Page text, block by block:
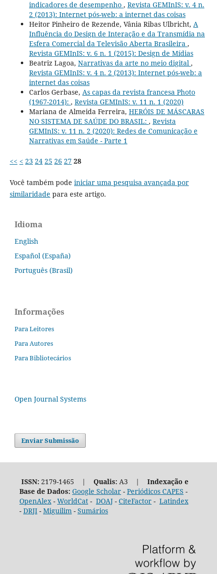
indicadores de desempenho , Revista GEMInIS: v. 4 n.
2 (2013): Internet pós-web: a internet das coisas
Heitor Pinheiro de Rezende, Vânia Ribas Ulbricht, A
Influência do Design de Interação e da Transmídia na
Esfera Comercial da Televisão Aberta Brasileira ,
Revista GEMInIS: v. 6 n. 1 (2015): Design de Mídias
Beatriz Lagoa, Narrativas da arte no meio digital ,
Revista GEMInIS: v. 4 n. 2 (2013): Internet pós-web: a
internet das coisas
Carlos Gerbase, As capas da revista francesa Photo
(1967-2014): , Revista GEMInIS: v. 11 n. 1 (2020)
Mariana de Almeida Ferreira, HERÓIS DE MÁSCARAS
NO SISTEMA DE SAÚDE DO BRASIL: , Revista
GEMInIS: v. 11 n. 2 (2020): Redes de Comunicação e
Narrativas em Saúde - Parte 1
<< < 23 24 25 26 27 28
Você também pode iniciar uma pesquisa avançada por
similaridade para este artigo.
Idioma
English
Español (España)
Português (Brasil)
Informações
Para Leitores
Para Autores
Para Bibliotecários
Open Journal Systems
Enviar Submissão
ISSN:2179-1465 | Qualis:A3 | Indexação e
Base de Dados: Google Scholar- Periódicos CAPES -
OpenAlex- WorldCat- DOAJ- CiteFactor- Latindex
- DRJI- Miguilim - Sumários